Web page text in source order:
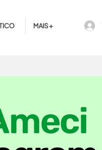
MAIS +